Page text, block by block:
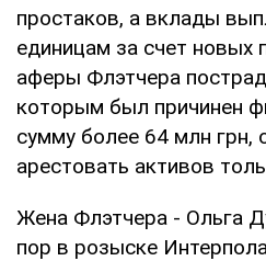
простаков, а вклады
единицам за счет новых
аферы Флэтчера
которым был причинен
сумму более 64 млн грн,
арестовать активов
Жена Флэтчера - Ольга
пор в розыске